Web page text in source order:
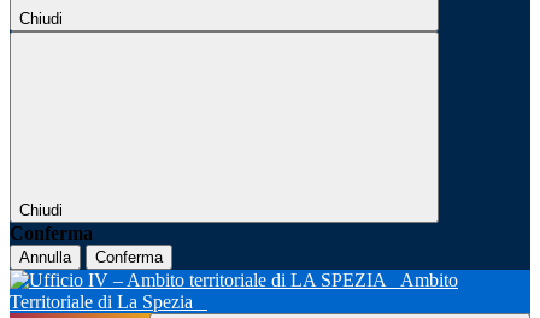
Chiudi
Chiudi
Conferma
Annulla Conferma
Ambito
Territoriale di La Spezia